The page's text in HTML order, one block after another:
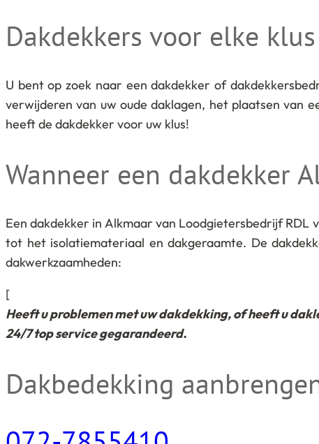
Dakdekkers voor elke klus
U bent op zoek naar een dakdekker of
verwijderen van uw oude daklagen, het plaatsen van
heeft de dakdekker voor uw klus!
Wanneer een dakdekker
Een dakdekker in Alkmaar van Loodgietersbedrijf RDL
tot het isolatiemateriaal en dakgeraamte. De
dakwerkzaamheden:
[
Heeft u problemen met uw dakdekking, of heeft u
24/7 top service gegarandeerd.
Dakbedekking